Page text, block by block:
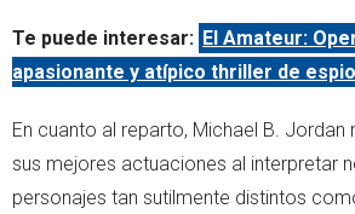
Te puede interesar: El Amateur:
apasionante y atípico thriller de
En cuanto al reparto, Michael B. Jordan
sus mejores actuaciones al interpretar
personajes tan sutilmente distintos